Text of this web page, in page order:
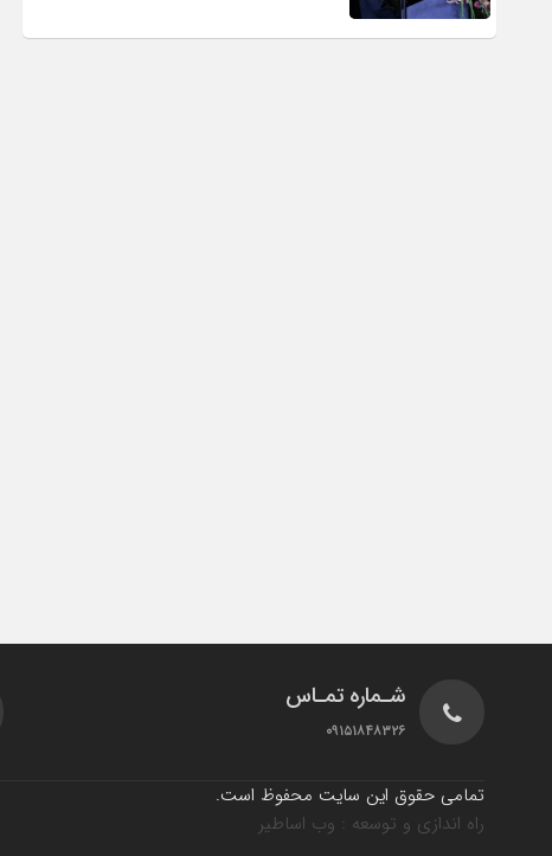
شـماره تمـاس
۰۹۱۵۱۸۴۸۳۲۶
تمامی حقوق این سایت محفوظ است.
راه اندازی و توسعه : وب اساطیر